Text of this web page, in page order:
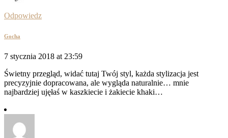
Odpowiedz
Gocha
7 stycznia 2018 at 23:59
Świetny przegląd, widać tutaj Twój styl, każda stylizacja jest
precyzyjnie dopracowana, ale wygląda naturalnie… mnie
najbardziej ujęłaś w kaszkiecie i żakiecie khaki…